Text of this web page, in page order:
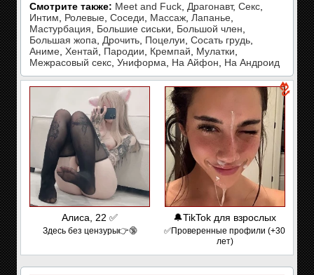
Смотрите также: Meet and Fuck Драгонавт, Секс
Интим
Ролевые Соседи Массаж Лапанье
Мастурбация
Большие сиськи Большой член
Большая жопа
Дрочить Поцелуи Сосать грудь
Аниме Хентай Пародии Кремпай Мулатки
Межрасовый секс Униформа На Айфон На Андроид
Алиса, 22 ✅
Здесь без цензуры👉🔞
🔔TikTok для взрослых
✅Проверенные профили (+30
лет)